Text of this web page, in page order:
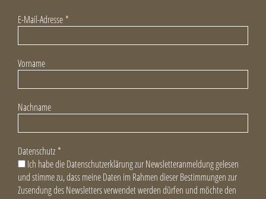
E-Mail-Adresse *
Vorname
Nachname
Datenschutz *
Ich habe die Datenschutzerklärung zur Newsletteranmeldung gelesen
und stimme zu, dass meine Daten im Rahmen dieser Bestimmungen zur
Zusendung des Newsletters verwendet werden dürfen und möchte den